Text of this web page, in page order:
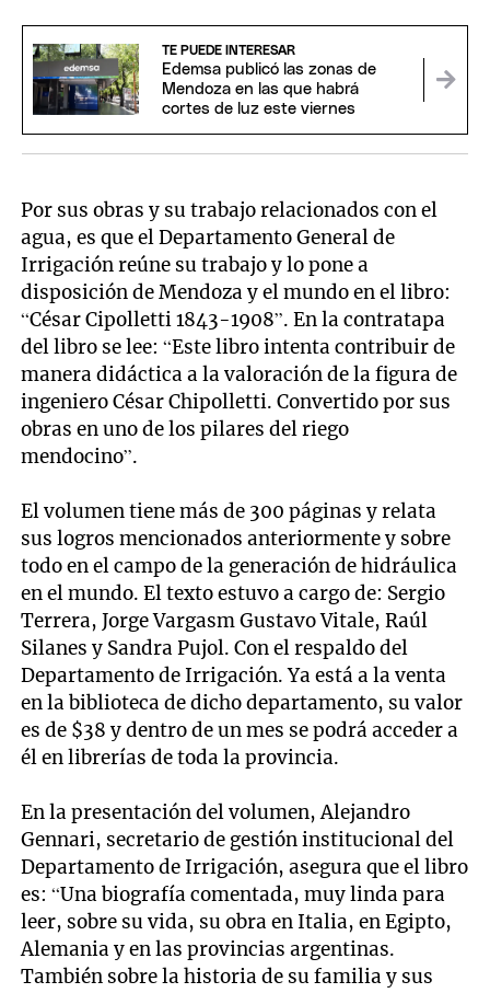
TE PUEDE INTERESAR
Edemsa publicó las zonas de
Mendoza en las que habrá
cortes de luz este viernes
Por sus obras y su trabajo relacionados con el
agua, es que el Departamento General de
Irrigación reúne su trabajo y lo pone a
disposición de Mendoza y el mundo en el libro:
“César Cipolletti 1843-1908”. En la contratapa
del libro se lee: “Este libro intenta contribuir de
manera didáctica a la valoración de la figura de
ingeniero César Chipolletti. Convertido por sus
obras en uno de los pilares del riego
mendocino”.
El volumen tiene más de 300 páginas y relata
sus logros mencionados anteriormente y sobre
todo en el campo de la generación de hidráulica
en el mundo. El texto estuvo a cargo de: Sergio
Terrera, Jorge Vargasm Gustavo Vitale, Raúl
Silanes y Sandra Pujol. Con el respaldo del
Departamento de Irrigación. Ya está a la venta
en la biblioteca de dicho departamento, su valor
es de $38 y dentro de un mes se podrá acceder a
él en librerías de toda la provincia.
En la presentación del volumen, Alejandro
Gennari, secretario de gestión institucional del
Departamento de Irrigación, asegura que el libro
es: “Una biografía comentada, muy linda para
leer, sobre su vida, su obra en Italia, en Egipto,
Alemania y en las provincias argentinas.
También sobre la historia de su familia y sus